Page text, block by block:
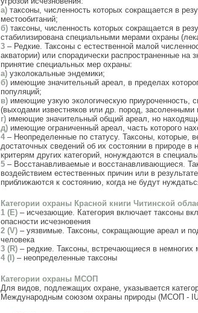
а) таксоны, численность которых сокращается в
местообитаний;
б) таксоны, численность которых сокращается в
стабилизирована специальными мерами охраны
3 – Редкие. Таксоны с естественной малой
акватории) или спорадически распространенные
принятие специальных мер охраны:
а) узколокальные эндемики;
б) имеющие значительный ареал, в пределах
популяций;
в) имеющие узкую экологическую приуроченность,
(выходами известняков или др. пород,
г) имеющие значительный общий ареал, но
д) имеющие ограниченный ареал, часть которого
4 – Неопределенные по статусу. Таксоны, которые,
достаточных сведений об их состоянии в природе
критерям других категорий, нонуждаются в
5 – Восстанавливаемые и восстанавливающиеся.
воздействием естественных причин или в
приближаются к состоянию, когда не будут
Категории охраны Красной книги Читинской
1 (E) – исчезающие. Категория включает таксоны
опасности исчезновения
2 (V) – уязвимые. Таксоны, сокращающие ареал и
человека
3 (R) – редкие. Таксоны, встречающиеся в немногих
4 (I) – неопределенные таксоны
Категории охраны МСОП
Для видов, подлежащих охране, указывается
Международным союзом охраны природы (МСОП -